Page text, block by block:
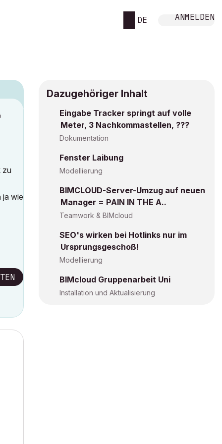
DE ANMELDEN
zu
ja wie
Dazugehöriger Inhalt
Eingabe Tracker springt auf volle
Meter, 3 Nachkommastellen, ???
Dokumentation
Fenster Laibung
Modellierung
BIMCLOUD-Server-Umzug auf neuen
Manager = PAIN IN THE A..
Teamwork & BIMcloud
SEO's wirken bei Hotlinks nur im
Ursprungsgeschoß!
Modellierung
BIMcloud Gruppenarbeit Uni
Installation und Aktualisierung